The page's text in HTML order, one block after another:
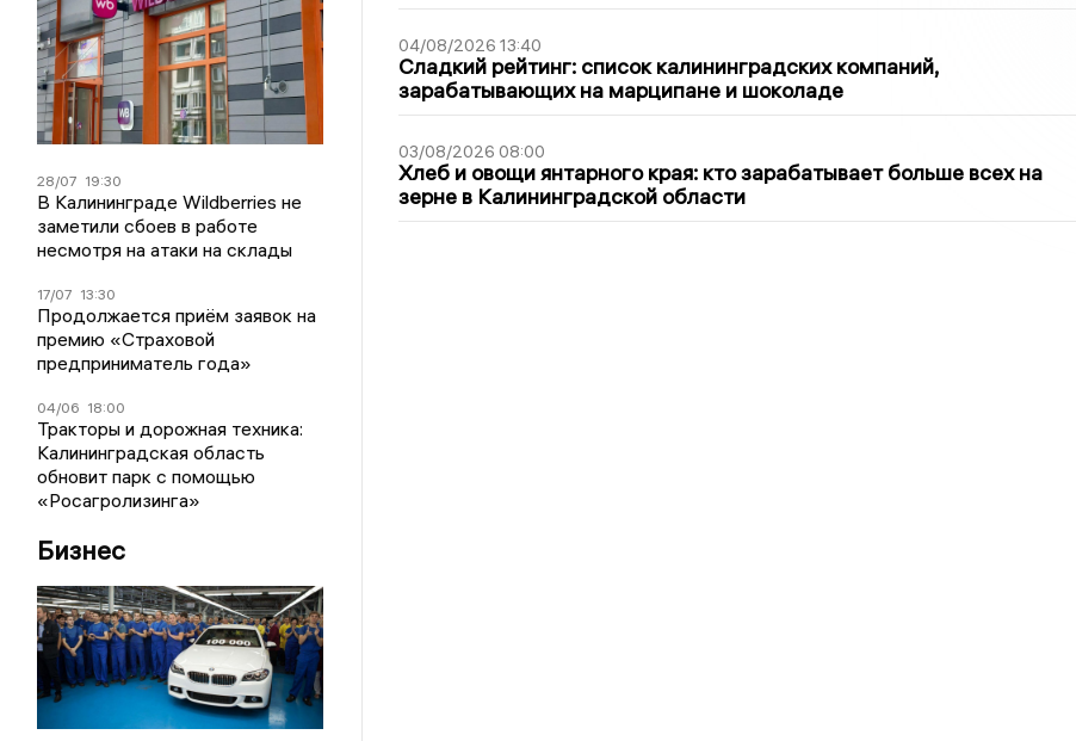
28/07 19:30
В Калининграде Wildberries не
заметили сбоев в работе
несмотря на атаки на склады
17/07 13:30
Продолжается приём заявок на
премию «Страховой
предприниматель года»
04/06 18:00
Тракторы и дорожная техника:
Калининградская область
обновит парк с помощью
«Росагролизинга»
Бизнес
04/08/2026 13:40
Сладкий рейтинг: список калининградских компаний,
зарабатывающих на марципане и шоколаде
03/08/2026 08:00
Хлеб и овощи янтарного края: кто зарабатывает больше всех на
зерне в Калининградской области